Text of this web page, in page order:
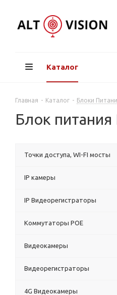
Каталог
Главная - Каталог - Блоки
Блок питания
Точки доступа, WI-FI мосты
IP камеры
IP Видеорегистраторы
Коммутаторы POE
Видеокамеры
Видеорегистраторы
4G Видеокамеры